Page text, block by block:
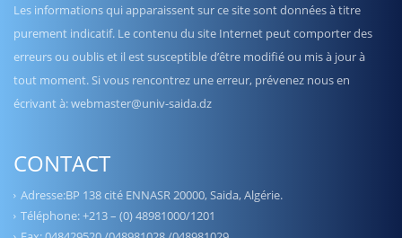
Les informations qui apparaissent sur ce site sont données à titre
purement indicatif. Le contenu du site Internet peut comporter des
erreurs ou oublis et il est susceptible d’être modifié ou mis à jour à
tout moment. Si vous rencontrez une erreur, prévenez nous en
écrivant à: webmaster@univ-saida.dz
CONTACT
Adresse:BP 138 cité ENNASR 20000, Saida, Algérie.
Téléphone: +213 – (0) 48981000/1201